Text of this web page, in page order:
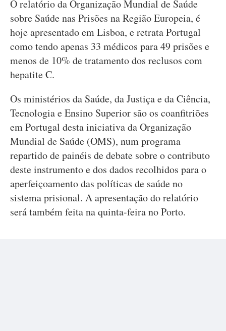
O relatório da Organização Mundial de Saúde
sobre Saúde nas Prisões na Região Europeia, é
hoje apresentado em Lisboa, e retrata Portugal
como tendo apenas 33 médicos para 49 prisões e
menos de 10% de tratamento dos reclusos com
hepatite C.
Os ministérios da Saúde, da Justiça e da Ciência,
Tecnologia e Ensino Superior são os coanfitriões
em Portugal desta iniciativa da Organização
Mundial de Saúde (OMS), num programa
repartido de painéis de debate sobre o contributo
deste instrumento e dos dados recolhidos para o
aperfeiçoamento das políticas de saúde no
sistema prisional. A apresentação do relatório
será também feita na quinta-feira no Porto.